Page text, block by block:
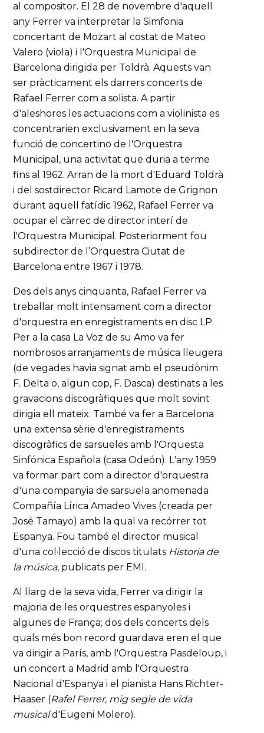
al compositor. El 28 de novembre d'aquell
any Ferrer va interpretar la Simfonia
concertant de Mozart al costat de Mateo
Valero (viola) i l'Orquestra Municipal de
Barcelona dirigida per Toldrà. Aquests van
ser pràcticament els darrers concerts de
Rafael Ferrer com a solista. A partir
d'aleshores les actuacions com a violinista es
concentrarien exclusivament en la seva
funció de concertino de l'Orquestra
Municipal, una activitat que duria a terme
fins al 1962. Arran de la mort d'Eduard Toldrà
i del sostdirector Ricard Lamote de Grignon
durant aquell fatídic 1962, Rafael Ferrer va
ocupar el càrrec de director interí de
l'Orquestra Municipal. Posteriorment fou
subdirector de l’Orquestra Ciutat de
Barcelona entre 1967 i 1978.
Des dels anys cinquanta, Rafael Ferrer va
treballar molt intensament com a director
d'orquestra en enregistraments en disc LP.
Per a la casa La Voz de su Amo va fer
nombrosos arranjaments de música lleugera
(de vegades havia signat amb el pseudònim
F. Delta o, algun cop, F. Dasca) destinats a les
gravacions discogràfiques que molt sovint
dirigia ell mateix. També va fer a Barcelona
una extensa sèrie d'enregistraments
discogràfics de sarsueles amb l'Orquesta
Sinfónica Española (casa Odeón). L'any 1959
va formar part com a director d'orquestra
d'una companyia de sarsuela anomenada
Compañía Lírica Amadeo Vives (creada per
José Tamayo) amb la qual va recórrer tot
Espanya. Fou també el director musical
d'una col·lecció de discos titulats Historia de
la música, publicats per EMI.
Al llarg de la seva vida, Ferrer va dirigir la
majoria de les orquestres espanyoles i
algunes de França; dos dels concerts dels
quals més bon record guardava eren el que
va dirigir a París, amb l'Orquestra Pasdeloup, i
un concert a Madrid amb l'Orquestra
Nacional d'Espanya i el pianista Hans Richter-
Haaser (Rafel Ferrer, mig segle de vida
musicald'Eugeni Molero).